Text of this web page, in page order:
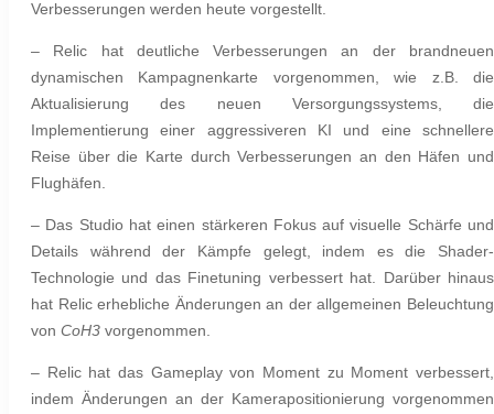
Verbesserungen werden heute vorgestellt.
– Relic hat deutliche Verbesserungen an der brandneuen
dynamischen Kampagnenkarte vorgenommen, wie z.B. die
Aktualisierung des neuen Versorgungssystems, die
Implementierung einer aggressiveren KI und eine schnellere
Reise über die Karte durch Verbesserungen an den Häfen und
Flughäfen.
– Das Studio hat einen stärkeren Fokus auf visuelle Schärfe und
Details während der Kämpfe gelegt, indem es die Shader-
Technologie und das Finetuning verbessert hat. Darüber hinaus
hat Relic erhebliche Änderungen an der allgemeinen Beleuchtung
von CoH3 vorgenommen.
– Relic hat das Gameplay von Moment zu Moment verbessert,
indem Änderungen an der Kamerapositionierung vorgenommen